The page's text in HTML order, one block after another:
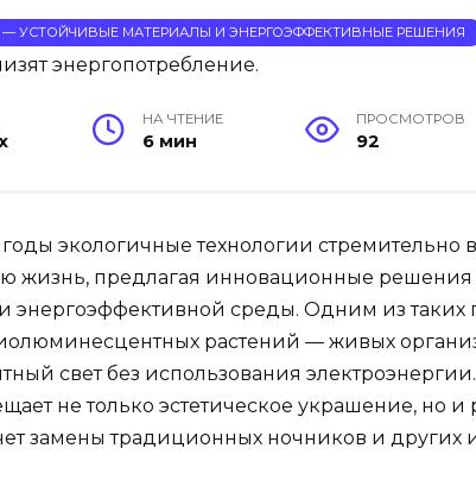
УСТОЙЧИВЫЕ МАТЕРИАЛЫ И ЭНЕРГОЭФФЕКТИВНЫЕ РЕШЕНИЯ
НА ЧТЕНИЕ
6 мин
ПРОСМОТРОВ
92
экологичные технологии стремительно
жизнь, предлагая инновационные решения
энергоэффективной среды. Одним из таких
растений — живых
свет без использования
не только эстетическое украшение, но
замены традиционных ночников и других